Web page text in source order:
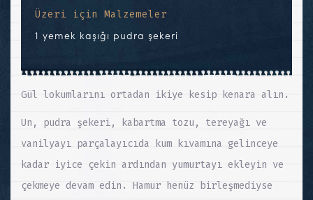
Üzeri için Malzemeler
1 yemek kaşığı pudra şekeri
Gül lokumlarını ortadan ikiye kesip kenara alın.
Un, pudra şekeri, kabartma tozu, tereyağı ve
vanilyayı parçalayıcıda kum kıvamına gelinceye
kadar iyice çekin ardından yumurtayı ekleyin ve
çekmeye devam edin. Hamur henüz birleşmediyse